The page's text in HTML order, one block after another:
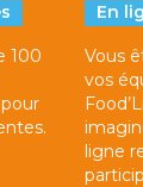
100
En
Vous
vos
ligne